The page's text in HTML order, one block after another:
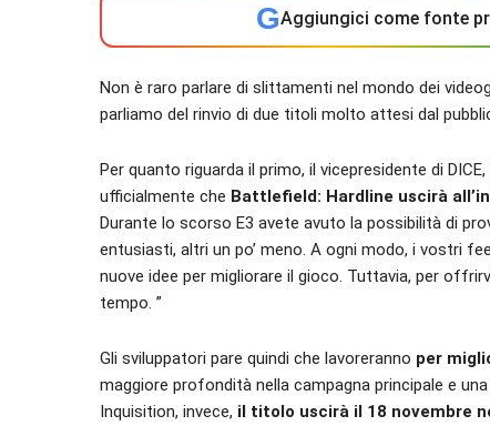
GAggiungici come fonte
Non è raro parlare di slittamenti nel mondo dei
parliamo del rinvio di due titoli molto attesi dal
Per quanto riguarda il primo, il vicepresidente di
ufficialmente che Battlefield: Hardline uscirà
Durante lo scorso E3 avete avuto la possibilità di
entusiasti, altri un po’ meno. A ogni modo, i vostri
nuove idee per migliorare il gioco. Tuttavia, per
tempo. ”
Gli sviluppatori pare quindi che lavoreranno per
maggiore profondità nella campagna principale e
Inquisition, invece, il titolo uscirà il 18 novembre